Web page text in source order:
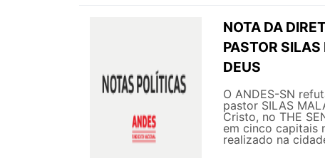
NOTA DA
PASTOR
DEUS
O ANDES-SN
pastor SILAS
Cristo, no THE
em cinco capitais
realizado na